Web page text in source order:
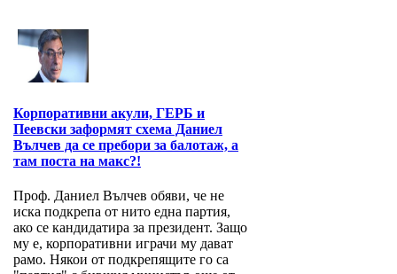
Корпоративни акули, ГЕРБ и
Пеевски заформят схема Даниел
Вълчев да се пребори за балотаж, а
там поста на макс?!
Проф. Даниел Вълчев обяви, че не
иска подкрепа от нито една партия,
ако се кандидатира за президент. Защо
му е, корпоративни играчи му дават
рамо. Някои от подкрепящите го са